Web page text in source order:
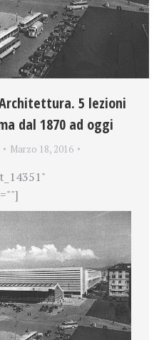
5 lezioni
dal 1870 ad oggi
Marzo 18, 2016